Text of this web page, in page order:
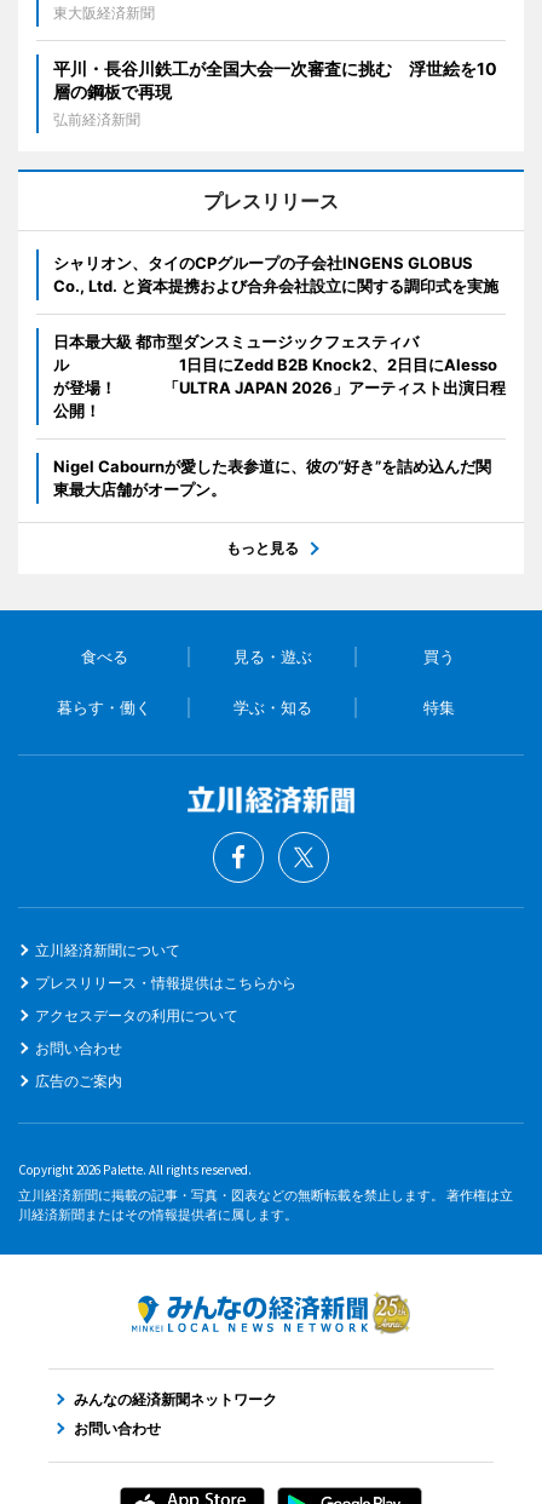
東大阪経済新聞
平川・長谷川鉄工が全国大会一次審査に挑む 浮世絵を10
層の鋼板で再現
弘前経済新聞
プレスリリース
シャリオン、タイのCPグループの子会社INGENS GLOBUS
Co., Ltd. と資本提携および合弁会社設立に関する調印式を実施
日本最大級 都市型ダンスミュージックフェスティバ
ル 1日目にZedd B2B Knock2、2日目にAlesso
が登場！ 「ULTRA JAPAN 2026」アーティスト出演日程
公開！
Nigel Cabournが愛した表参道に、彼の“好き”を詰め込んだ関
東最大店舗がオープン。
もっと見る
食べる 見る・遊ぶ 買う
暮らす・働く 学ぶ・知る 特集
立川経済新聞について
プレスリリース・情報提供はこちらから
アクセスデータの利用について
お問い合わせ
広告のご案内
Copyright 2026 Palette. All rights reserved.
立川経済新聞に掲載の記事・写真・図表などの無断転載を禁止します。 著作権は立
川経済新聞またはその情報提供者に属します。
みんなの経済新聞ネットワーク
お問い合わせ